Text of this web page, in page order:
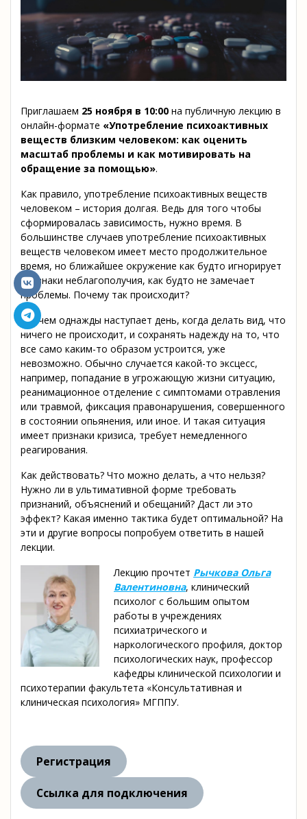
Приглашаем 25 ноября в 10:00 на публичную лекцию в
онлайн-формате «Употребление психоактивных
веществ близким человеком: как оценить
масштаб проблемы и как мотивировать на
обращение за помощью».
Как правило, употребление психоактивных веществ
человеком – история долгая. Ведь для того чтобы
сформировалась зависимость, нужно время. В
большинстве случаев употребление психоактивных
веществ человеком имеет место продолжительное
время, но ближайшее окружение как будто игнорирует
признаки неблагополучия, как будто не замечает
проблемы. Почему так происходит?
Причем однажды наступает день, когда делать вид, что
ничего не происходит, и сохранять надежду на то, что
все само каким-то образом устроится, уже
невозможно. Обычно случается какой-то эксцесс,
например, попадание в угрожающую жизни ситуацию,
реанимационное отделение с симптомами отравления
или травмой, фиксация правонарушения, совершенного
в состоянии опьянения, или иное. И такая ситуация
имеет признаки кризиса, требует немедленного
реагирования.
Как действовать? Что можно делать, а что нельзя?
Нужно ли в ультимативной форме требовать
признаний, объяснений и обещаний? Даст ли это
эффект? Какая именно тактика будет оптимальной? На
эти и другие вопросы попробуем ответить в нашей
лекции.
Лекцию прочтет Рычкова Ольга
Валентиновна, клинический
психолог с большим опытом
работы в учреждениях
психиатрического и
наркологического профиля, доктор
психологических наук, профессор
кафедры клинической психологии и
психотерапии факультета «Консультативная и
клиническая психология» МГППУ.
Регистрация
Ссылка для подключения